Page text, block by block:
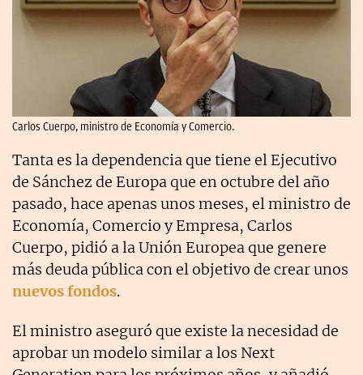
Carlos Cuerpo, ministro de Economía y Comercio.
Tanta es la dependencia que tiene el Ejecutivo
de Sánchez de Europa que en octubre del año
pasado, hace apenas unos meses, el ministro de
Economía, Comercio y Empresa, Carlos
Cuerpo, pidió a la Unión Europea que genere
más deuda pública con el objetivo de crear unos
nuevos fondos.
El ministro aseguró que existe la necesidad de
aprobar un modelo similar a los Next